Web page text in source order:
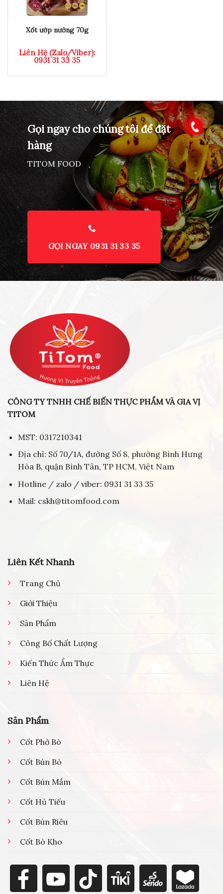
Xốt ướp nướng 70g
Liên Hệ (Zalo/Viber):
0931 31 33 35
Gọi ngay cho chúng tôi để đặt
hàng
TITOM FOOD
GỌI NGAY 0931 31 33 35
CÔNG TY TNHH CHẾ BIẾN THỰC PHẨM VÀ GIA VỊ
TITOM
MST: 0317210341
Địa chỉ: Số 70/1A, đường Số 8, phường Bình Hưng
Hòa B, quận Bình Tân, TP HCM, Việt Nam
Hotline / zalo / viber: 0931 31 33 35
Mail: cskh@titomfood.com
Liên Kết Nhanh
Trang Chủ
Giới Thiệu
Sản Phẩm
Công Bố Chất Lượng
Kiến Thức Ẩm Thực
Liên Hệ
Sản Phẩm
Cốt Phở Bò
Cốt Bún Bò
Cốt Bún Mắm
Cốt Hủ Tiếu
Cốt Bún Riêu
Cốt Bò Kho